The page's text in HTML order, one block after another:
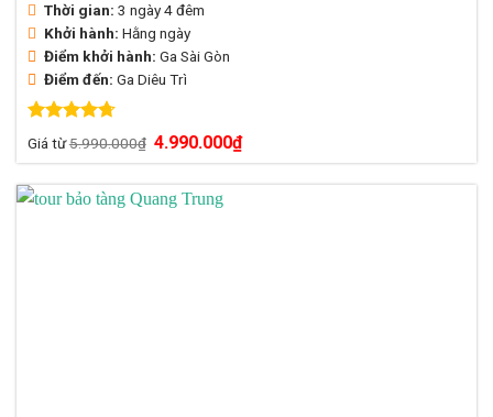
Thời gian: 3 ngày 4 đêm
Khởi hành: Hằng ngày
Điểm khởi hành: Ga Sài Gòn
Điểm đến: Ga Diêu Trì
Được xếp
hạng 4.73
Giá từ5.990.000₫ Giá
gốc
là:
5.990.000₫.
4.990.000₫Giá
hiện
tại
là: